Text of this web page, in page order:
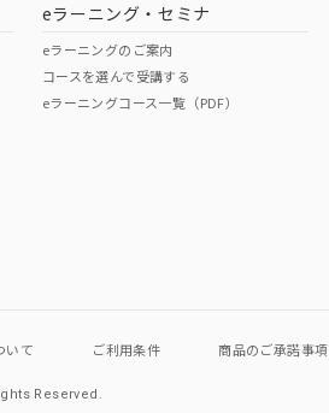
O
eラーニング・セミナ
eラーニングのご案内
コースを選んで受講する
eラーニングコース一覧（PDF）
いて ご利用条件 商品のご承諾事項
Reserved.